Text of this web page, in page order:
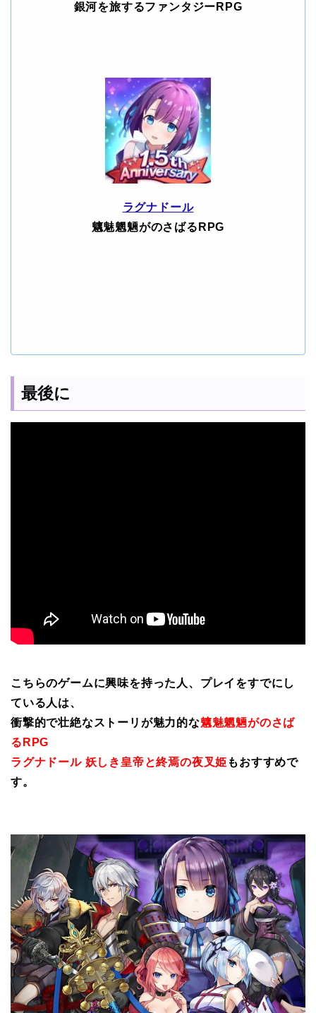
銀河を旅するファンタジーRPG
ラグナドール
魑魅魍魎がのさばるRPG
最後に
こちらのゲームに興味を持った人、プレイをすでにし
ている人は、
衝撃的で壮絶なストーリが魅力的な魑魅魍魎がのさば
るRPG
ラグナドール 妖しき皇帝と終焉の夜叉姫 もおすすめで
す。